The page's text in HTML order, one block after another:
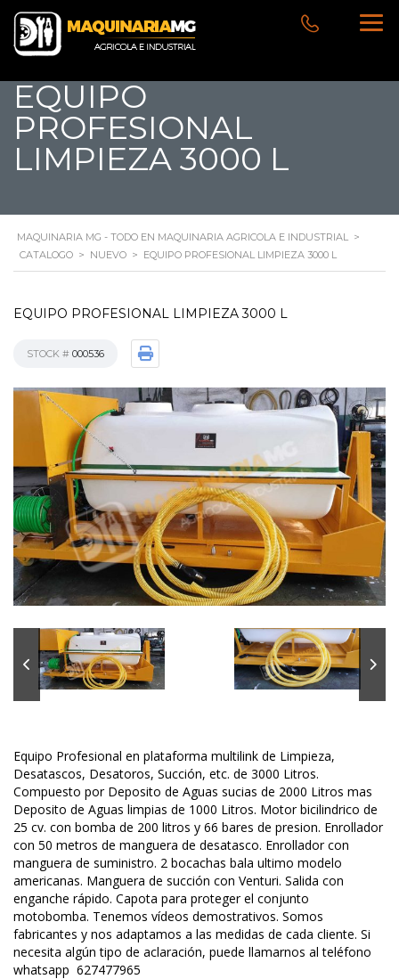
EQUIPO
PROFESIONAL
LIMPIEZA 3000 L
MAQUINARIA MG - TODO EN MAQUINARIA AGRICOLA E INDUSTRIAL >
CATALOGO > NUEVO > EQUIPO PROFESIONAL LIMPIEZA 3000 L
EQUIPO PROFESIONAL LIMPIEZA 3000 L
STOCK # 000536
Equipo Profesional en plataforma multilink de Limpieza,
Desatascos, Desatoros, Succión, etc. de 3000 Litros.
Compuesto por Deposito de Aguas sucias de 2000 Litros mas
Deposito de Aguas limpias de 1000 Litros. Motor bicilindrico de
25 cv. con bomba de 200 litros y 66 bares de presion. Enrollador
con 50 metros de manguera de desatasco. Enrollador con
manguera de suministro. 2 bocachas bala ultimo modelo
americanas. Manguera de succión con Venturi. Salida con
enganche rápido. Capota para proteger el conjunto
motobomba. Tenemos vídeos demostrativos. Somos
fabricantes y nos adaptamos a las medidas de cada cliente. Si
necesita algún tipo de aclaración, puede llamarnos al teléfono
whatsapp 627477965